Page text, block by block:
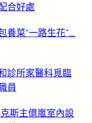
合好處
養菜“一路生花”_
診所家醫科覓臨
員
斯主億嵐室內設